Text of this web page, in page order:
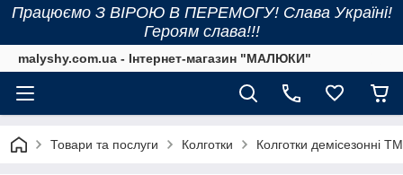
Працюємо З ВІРОЮ В ПЕРЕМОГУ! Слава Україні!
Героям слава!!!
malyshy.com.ua - Інтернет-магазин "МАЛЮКИ"
Товари та послуги Колготки Колготки демісезонні